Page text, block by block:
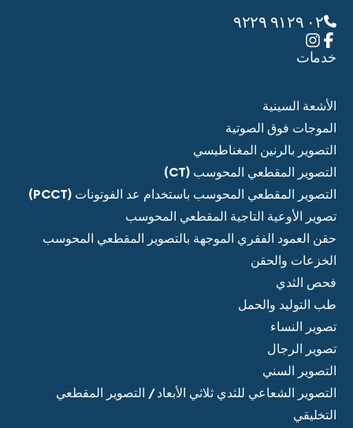
٠٢ ٩١٢٩ ٩٢٢٩
خدمات
الأشعة السينية
الموجات فوق الصوتية
التصوير بالرنين المغناطيسي
التصوير المقطعي المحوسب (CT)
التصوير المقطعي المحوسب باستخدام عد الفوتونات (PCCT)
تصوير الأوعية التاجية المقطعي المحوسب
حقن العمود الفقري الموجهة بالتصوير المقطعي المحوسب
الخزعات والحقن
فحص الثدي
طب التوليد والحمل
تصوير النساء
تصوير الرجال
التصوير السني
التصوير الشعاعي للثدي ثلاثي الأبعاد / التصوير المقطعي
التخليقي